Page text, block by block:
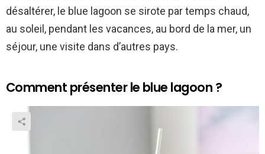
désaltérer, le blue lagoon se sirote par temps chaud,
au soleil, pendant les vacances, au bord de la mer, un
séjour, une visite dans d’autres pays.
Comment présenter le blue lagoon ?